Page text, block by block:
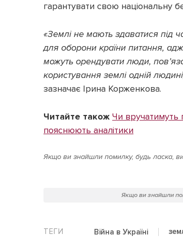
гарантувати свою національну
«Землі не мають здаватися під
для оборони країни питання,
можуть орендувати люди,
користування землі одній
зазначає Ірина Корженкова.
Читайте також Чи вручатимуть
пояснюють аналітики
Якщо ви знайшли помилку, будь ласка,
Якщо ви знайшли
Війна в Україні